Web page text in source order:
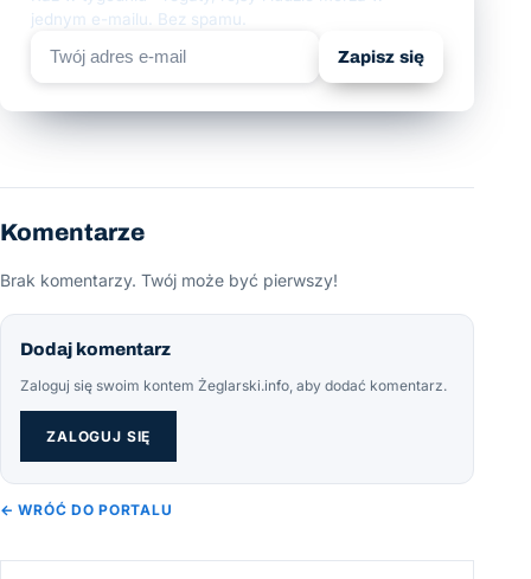
jednym e-mailu. Bez spamu.
Zapisz się
Komentarze
Brak komentarzy. Twój może być pierwszy!
Dodaj komentarz
Zaloguj się swoim kontem Żeglarski.info, aby dodać komentarz.
ZALOGUJ SIĘ
← WRÓĆ DO PORTALU